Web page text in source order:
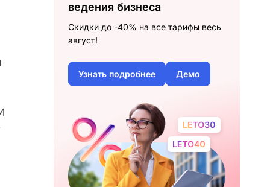
ведения бизнеса
Скидки до -40% на все тарифы весь
август!
Узнать подробнее Демо